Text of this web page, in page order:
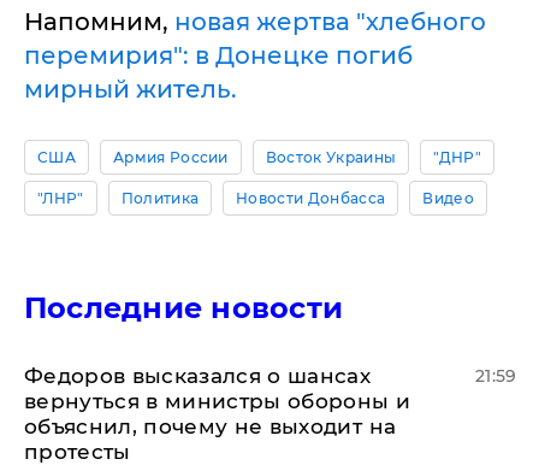
Напомним, новая жертва "хлебного
перемирия": в Донецке погиб
мирный житель.
США Армия России Восток Украины "ДНР"
"ЛНР" Политика Новости Донбасса Видео
Последние новости
Федоров высказался о шансах
вернуться в министры обороны и
объяснил, почему не выходит на
протесты
21:59